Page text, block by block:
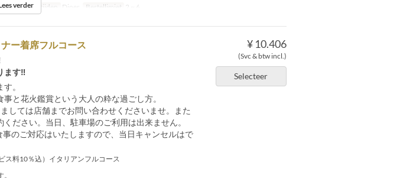
Vak Maaltijden Diner Bestellimiet 2 ~ 6
verder
¥ 10.406
(Svc & btw incl.)
Selecteer
ー着席フルコース
ます‼
。
と花火鑑賞という大人の粋な過ごし方。
しては店舗までお問い合わせくださいませ。また
ださい。当日、駐車場のご利用は出来ません。
のご対応はいたしますので、当日キャンセルはで
ス料10％込）イタリアンフルコース